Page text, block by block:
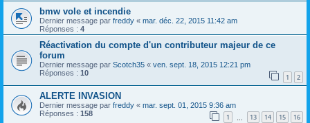
bmw vole et incendie
Dernier message par freddy « mar. déc. 22, 2015 11:42 am
Réponses : 4
Réactivation du compte d'un contributeur majeur de ce
forum
Dernier message par Scotch35 « ven. sept. 18, 2015 12:21 pm
Réponses : 10 1 2
ALERTE INVASION
Dernier message par freddy « mar. sept. 01, 2015 9:36 am
Réponses : 158 1 13 14 15 16